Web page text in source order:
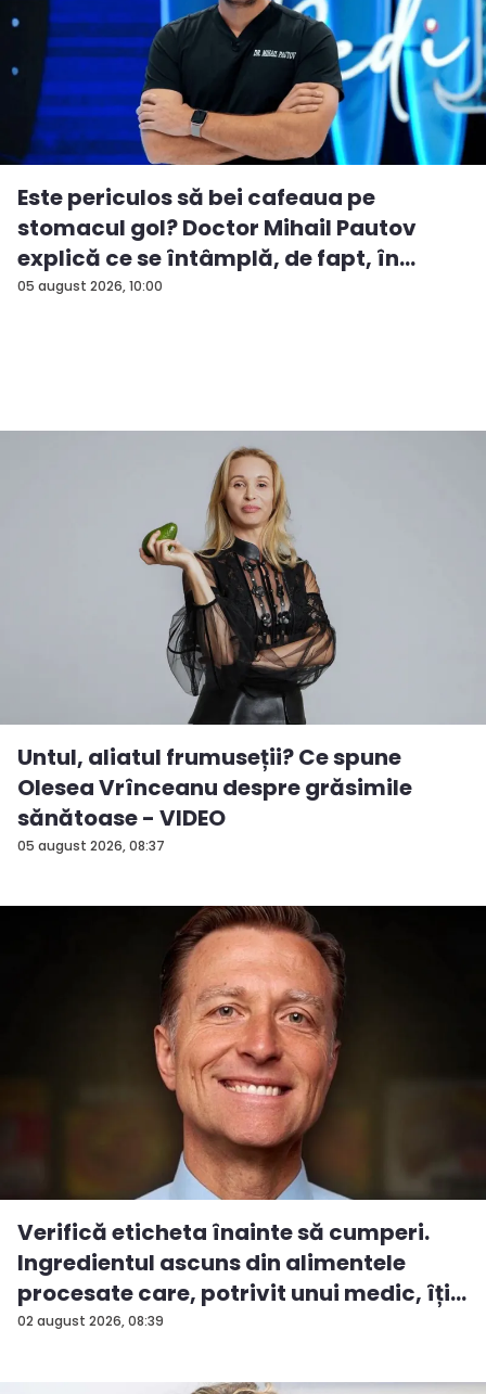
05 august 2026, 10:00
Este periculos să bei cafeaua pe
stomacul gol? Doctor Mihail Pautov
explică ce se întâmplă, de fapt, în
orga...
05 august 2026, 08:37
Untul, aliatul frumuseții? Ce spune
Olesea Vrînceanu despre grăsimile
sănătoase - VIDEO
02 august 2026, 08:39
Verifică eticheta înainte să cumperi.
Ingredientul ascuns din alimentele
procesate care, potrivit unui medic, îți...